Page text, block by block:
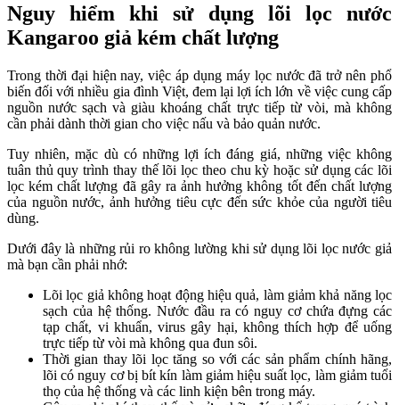
Nguy hiểm khi sử dụng lõi lọc nước
Kangaroo giả kém chất lượng
Trong thời đại hiện nay, việc áp dụng máy lọc nước đã trở nên phổ
biến đối với nhiều gia đình Việt, đem lại lợi ích lớn về việc cung cấp
nguồn nước sạch và giàu khoáng chất trực tiếp từ vòi, mà không
cần phải dành thời gian cho việc nấu và bảo quản nước.
Tuy nhiên, mặc dù có những lợi ích đáng giá, những việc không
tuân thủ quy trình thay thế lõi lọc theo chu kỳ hoặc sử dụng các lõi
lọc kém chất lượng đã gây ra ảnh hưởng không tốt đến chất lượng
của nguồn nước, ảnh hưởng tiêu cực đến sức khỏe của người tiêu
dùng.
Dưới đây là những rủi ro không lường khi sử dụng lõi lọc nước giả
mà bạn cần phải nhớ:
Lõi lọc giả không hoạt động hiệu quả, làm giảm khả năng lọc
sạch của hệ thống. Nước đầu ra có nguy cơ chứa đựng các
tạp chất, vi khuẩn, virus gây hại, không thích hợp để uống
trực tiếp từ vòi mà không qua đun sôi.
Thời gian thay lõi lọc tăng so với các sản phẩm chính hãng,
lõi có nguy cơ bị bít kín làm giảm hiệu suất lọc, làm giảm tuổi
thọ của hệ thống và các linh kiện bên trong máy.